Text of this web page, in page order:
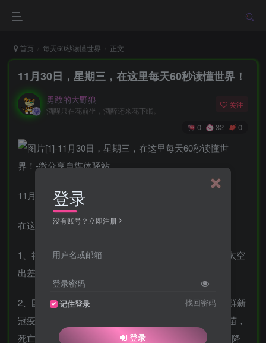
首页 每天60秒读懂世界 正文
11月30日，星期三，在这里每天60秒读懂世界！
勇敢的大野狼
酒醒只在花前坐，酒醉还来花下眠。
关注
0 32 0
11月30日，农历十一月初七，星期三！
在这里，每天60秒读懂世界！
1、神舟十五号载人飞船发射取得圆满成功，乘组将在太空
出差6个月，我国将实现航天员首次在轨轮换；
2、国务院联防联控机制综合组：加快提升80岁以上人群新
冠疫苗接种率。病毒学专家：80岁以上老人打满3针疫苗，
死亡率也低于流感；中疾控：奥密克戎重症死亡率明显降
登录
没有账号？立即注册
用户名或邮箱
登录密码
记住登录 找回密码
登录